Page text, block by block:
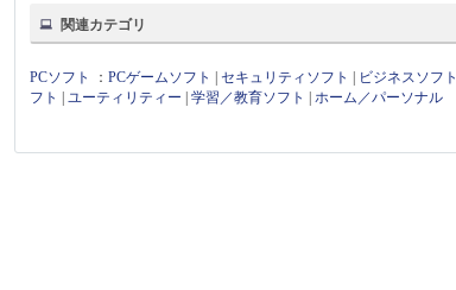
関連カテゴリ
PCソフト ：PCゲームソフト |セキュリティソフト ビジネスソフト
フト
|ユーティリティー |学習／教育ソフト |ホーム／パーソナル